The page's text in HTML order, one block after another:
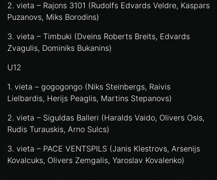
2. vieta – Rajons 3101 (Rudolfs Edvards Veldre, Kaspars
Puzanovs, Miks Borodins)
3. vieta – Timbuki (Dveins Roberts Breits, Edvards
Zvagulis, Dominiks Bukanins)
U12
1. vieta – gogogongo (Niks Steinbergs, Raivis
Lielbardis, Herijs Peaglis, Martins Stepanovs)
2. vieta – Siguldas Balleri (Haralds Vaido, Olivers Osis,
Rudis Turauskis, Arno Sulcs)
3. vieta – PACE VENTSPILS (Janis Klestrovs, Arsenijs
Kovalcuks, Olivers Zemgalis, Yaroslav Kovalenko)